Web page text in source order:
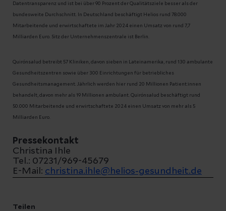
Datentransparenz und ist bei über 90 Prozent der Qualitätsziele besser als der
bundesweite Durchschnitt. In Deutschland beschäftigt Helios rund 78.000
Mitarbeitende und erwirtschaftete im Jahr 2024 einen Umsatz von rund 7,7
Milliarden Euro. Sitz der Unternehmenszentrale ist Berlin.
Quirónsalud betreibt 57 Kliniken, davon sieben in Lateinamerika, rund 130 ambulante
Gesundheitszentren sowie über 300 Einrichtungen für betriebliches
Gesundheitsmanagement. Jährlich werden hier rund 20 Millionen Patient:innen
behandelt, davon mehr als 19 Millionen ambulant. Quirónsalud beschäftigt rund
50.000 Mitarbeitende und erwirtschaftete 2024 einen Umsatz von mehr als 5
Milliarden Euro.
Pressekontakt
Christina Ihle
Tel.: 07231/969-45679
E-Mail: christina.ihle@helios-gesundheit.de
Teilen